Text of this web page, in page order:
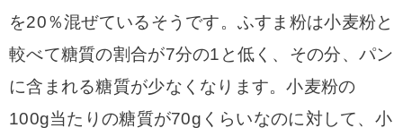
を20％混ぜているそうです。 ふすま粉は小麦粉と
較べて糖質の割合が7分の1と低く 、その分、パン
に含まれる糖質が少なくなります。小麦粉の
100g当たりの糖質が70gくらいなのに対して、小